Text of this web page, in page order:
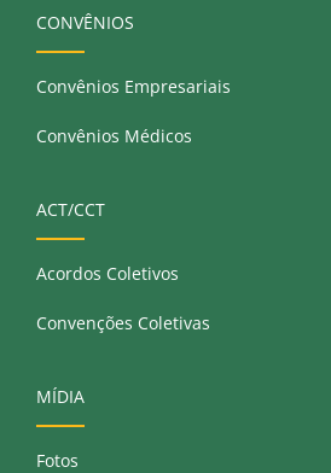
CONVÊNIOS
Convênios Empresariais
Convênios Médicos
ACT/CCT
Acordos Coletivos
Convenções Coletivas
MÍDIA
Fotos